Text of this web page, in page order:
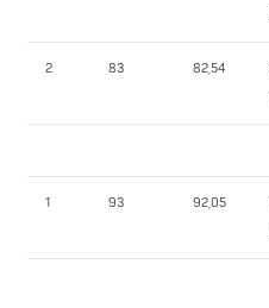
2 83 82,54
1 93 92,05